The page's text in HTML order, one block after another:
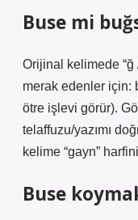
Buse mi
Orijinal kelimede “ğ
merak edenler için:
ötre işlevi görür).
telaffuzu/yazımı
kelime “gayn”
Buse